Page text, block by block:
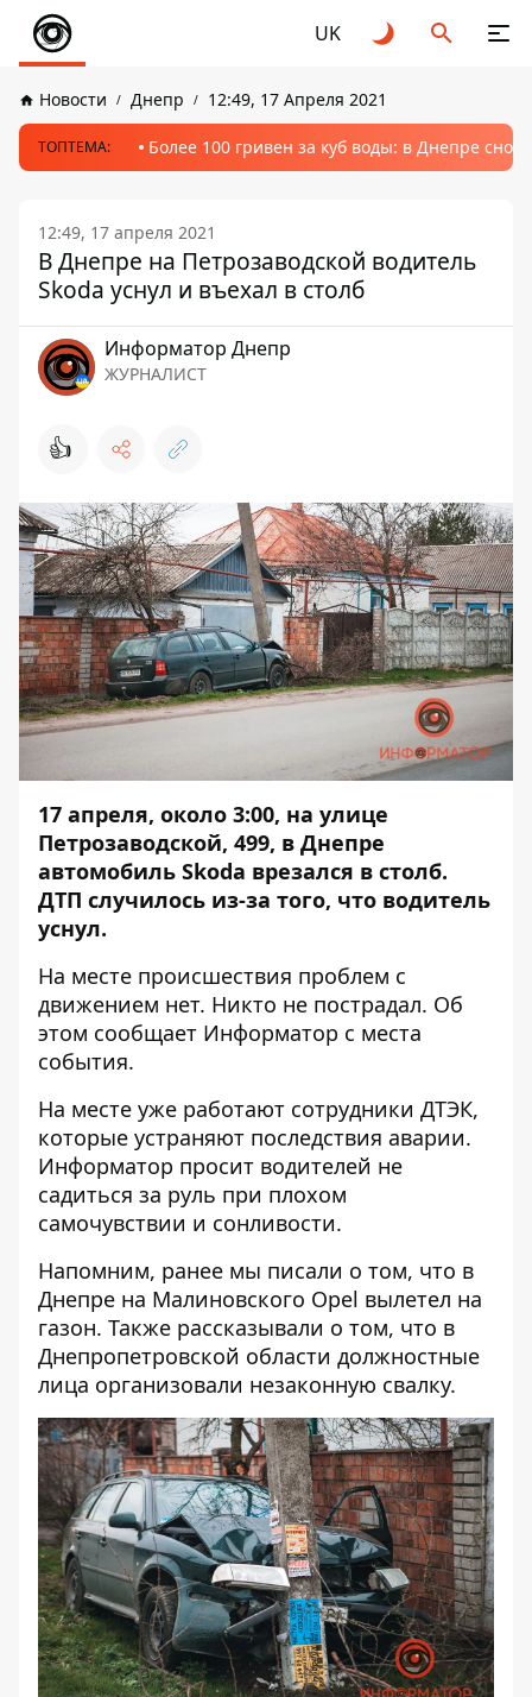
UK
Новости Днепр 12:49, 17 Апреля 2021
ТОПТЕМА: Более 100 гривен за куб воды: в Днепре
12:49, 17 апреля 2021
В Днепре на Петрозаводской водитель
Skoda уснул и въехал в столб
Информатор Днепр
ЖУРНАЛИСТ
👍
17 апреля, около 3:00, на улице
Петрозаводской, 499, в Днепре
автомобиль Skoda врезался в столб.
ДТП случилось из-за того, что водитель
уснул.
На месте происшествия проблем с
движением нет. Никто не пострадал. Об
этом сообщает Информатор с места
события.
На месте уже работают сотрудники ДТЭК,
которые устраняют последствия аварии.
Информатор просит водителей не
садиться за руль при плохом
самочувствии и сонливости.
Напомним, ранее мы писали о том, что в
Днепре на Малиновского Opel вылетел на
газон. Также рассказывали о том, что в
Днепропетровской области должностные
лица организовали незаконную свалку.